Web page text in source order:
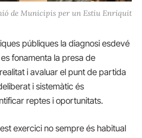
de Municipis per un Estiu Enriquit
públiques la diagnosi esdevé
fonamenta la presa de
i avaluar el punt de partida
i sistemàtic és
reptes i oportunitats.
exercici no sempre és habitual